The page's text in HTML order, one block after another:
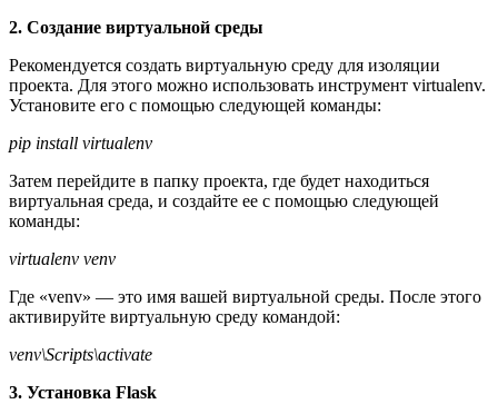
2. Создание виртуальной среды
Рекомендуется создать виртуальную среду для изоляции
проекта. Для этого можно использовать инструмент virtualenv.
Установите его с помощью следующей команды:
pip install virtualenv
Затем перейдите в папку проекта, где будет находиться
виртуальная среда, и создайте ее с помощью следующей
команды:
virtualenv venv
Где «venv» — это имя вашей виртуальной среды. После этого
активируйте виртуальную среду командой:
venv\Scripts\activate
3. Установка Flask